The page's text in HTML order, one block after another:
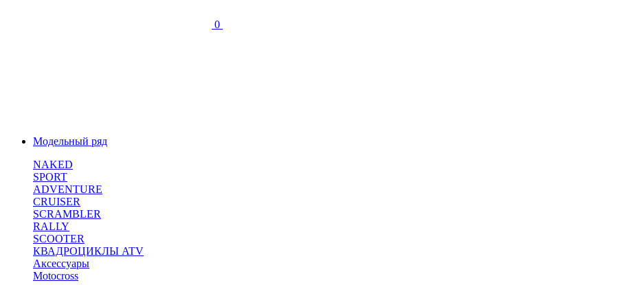
0
Модельный ряд
NAKED
SPORT
ADVENTURE
CRUISER
SCRAMBLER
RALLY
SCOOTER
КВАДРОЦИКЛЫ ATV
Аксессуары
Motocross